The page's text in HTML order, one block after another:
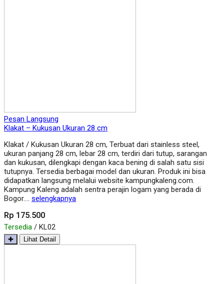
Pesan Langsung
Klakat – Kukusan Ukuran 28 cm
Klakat / Kukusan Ukuran 28 cm, Terbuat dari stainless steel,
ukuran panjang 28 cm, lebar 28 cm, terdiri dari tutup, sarangan
dan kukusan, dilengkapi dengan kaca bening di salah satu sisi
tutupnya. Tersedia berbagai model dan ukuran. Produk ini bisa
didapatkan langsung melalui website kampungkaleng.com.
Kampung Kaleng adalah sentra perajin logam yang berada di
Bogor…. selengkapnya
Rp 175.500
Tersedia / KL02
✚ Lihat Detail